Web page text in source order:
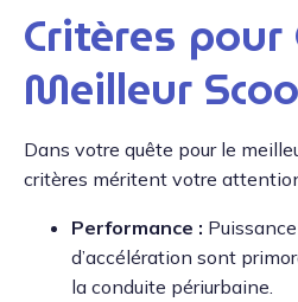
Critères pour
Meilleur
Dans votre quête pour le
critères méritent votre
Performance :
d’accélération sont
la conduite périurbaine.